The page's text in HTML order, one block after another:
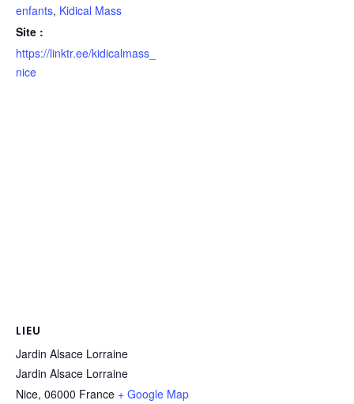
enfants, Kidical Mass
Site :
https://linktr.ee/kidicalmass_
nice
LIEU
Jardin Alsace Lorraine
Jardin Alsace Lorraine
Nice, 06000 France + Google Map